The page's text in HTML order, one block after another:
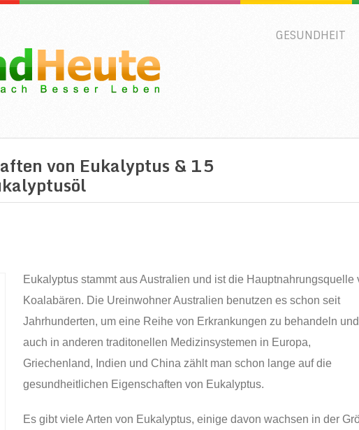
GESUNDHEIT
von Eukalyptus & 15
Eukalyptus stammt aus Australien und ist die Hauptnahrungsquelle
Koalabären. Die Ureinwohner Australien benutzen es schon seit
Jahrhunderten, um eine Reihe von Erkrankungen zu behandeln und
auch in anderen traditonellen Medizinsystemen in Europa,
Griechenland, Indien und China zählt man schon lange auf die
gesundheitlichen Eigenschaften von Eukalyptus.
Es gibt viele Arten von Eukalyptus, einige davon wachsen in der